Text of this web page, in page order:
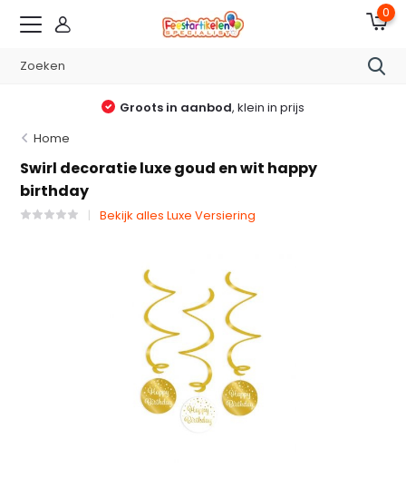
0
Groots in aanbod, klein in prijs
Home
Swirl decoratie luxe goud en wit happy
birthday
Bekijk alles Luxe Versiering